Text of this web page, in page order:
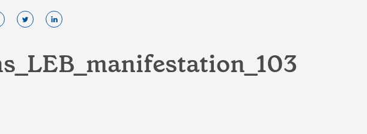
s LEB manifestation 103